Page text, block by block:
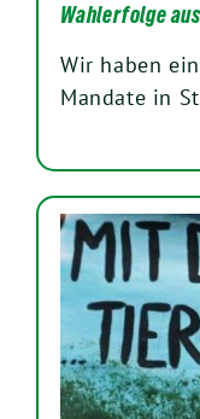
Wahlerfolge
Wir haben
Mandate in